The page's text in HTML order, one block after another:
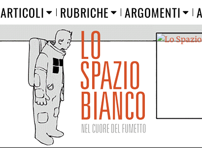
ARTICOLI RUBRICHE ARGOMENTI